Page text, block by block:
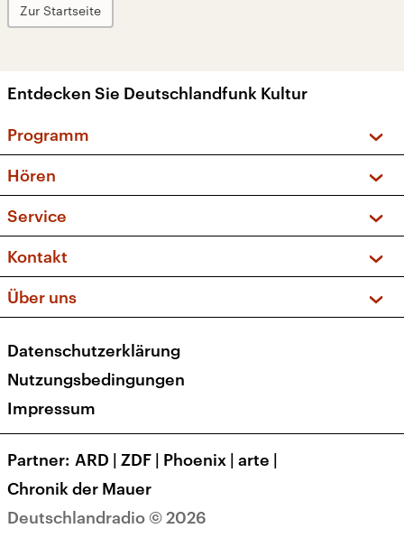
Zur Startseite
Entdecken Sie Deutschlandfunk Kultur
Programm
Sendungen und Podcasts
Musikliste
Kakadu – Das Kinderprogramm
Hören
Frequenzen (UKW + DAB+)
Service
FAQ
Apps
Newsletter
Veranstaltungen
Kontakt
Social Media
Über uns
Presse
Karriere
Transparenz
Deutschlandradio © 2026
Datenschutzerklärung
Nutzungsbedingungen
Impressum
Partner ARD | ZDF | Phoenix | arte |
Chronik der Mauer